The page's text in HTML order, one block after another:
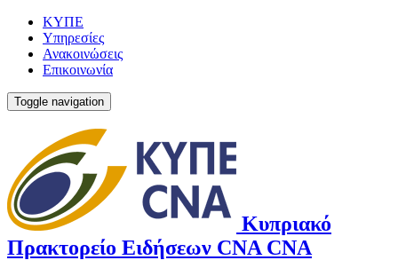
ΚΥΠΕ
Υπηρεσίες
Ανακοινώσεις
Επικοινωνία
Toggle navigation
Κυπριακό
Πρακτορείο Ειδήσεων CNA CNA